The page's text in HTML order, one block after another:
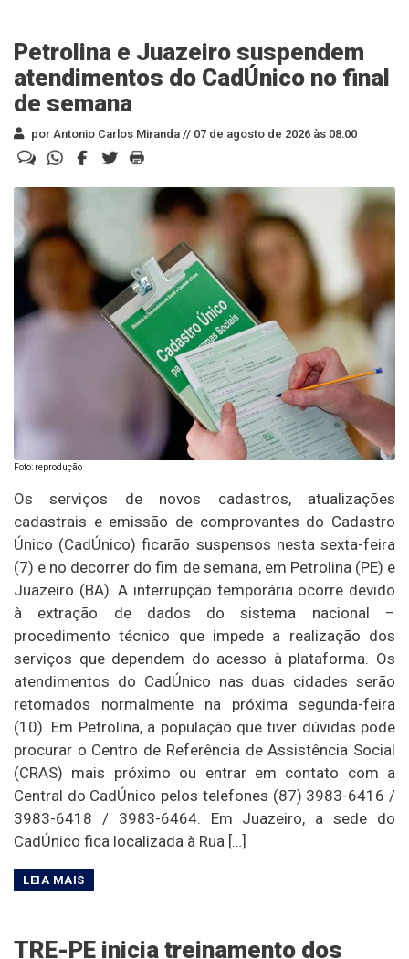
Petrolina e Juazeiro suspendem
atendimentos do CadÚnico no final
de semana
por Antonio Carlos Miranda // 07 de agosto de 2026 às 08:00
Foto: reprodução
Os serviços de novos cadastros, atualizações
cadastrais e emissão de comprovantes do Cadastro
Único (CadÚnico) ficarão suspensos nesta sexta-feira
(7) e no decorrer do fim de semana, em Petrolina (PE) e
Juazeiro (BA). A interrupção temporária ocorre devido
à extração de dados do sistema nacional –
procedimento técnico que impede a realização dos
serviços que dependem do acesso à plataforma. Os
atendimentos do CadÚnico nas duas cidades serão
retomados normalmente na próxima segunda-feira
(10). Em Petrolina, a população que tiver dúvidas pode
procurar o Centro de Referência de Assistência Social
(CRAS) mais próximo ou entrar em contato com a
Central do CadÚnico pelos telefones (87) 3983-6416 /
3983-6418 / 3983-6464. Em Juazeiro, a sede do
CadÚnico fica localizada à Rua […]
TRE-PE inicia treinamento dos